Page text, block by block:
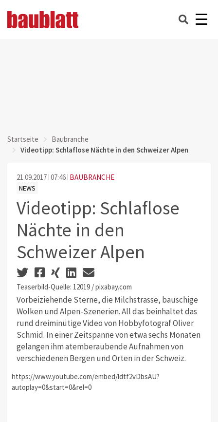
Startseite
Baubranche
Videotipp: Schlaflose Nächte in den Schweizer Alpen
21.09.2017 07:46 BAUBRANCHE
NEWS
Videotipp: Schlaflose
Nächte in den
Schweizer Alpen
Teaserbild-Quelle: 12019 / pixabay.com
Vorbeiziehende Sterne, die Milchstrasse, bauschige
Wolken und Alpen-Szenerien. All das beinhaltet das
rund dreiminütige Video von Hobbyfotograf Oliver
Schmid. In einer Zeitspanne von etwa sechs Monaten
gelangen ihm atemberaubende Aufnahmen von
verschiedenen Bergen und Orten in der Schweiz.
https://www.youtube.com/embed/ldtf2vDbsAU?
autoplay=0&start=0&rel=0